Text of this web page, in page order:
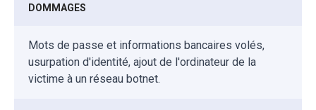
DOMMAGES
Mots de passe et informations bancaires volés,
usurpation d'identité, ajout de l'ordinateur de la
victime à un réseau botnet.